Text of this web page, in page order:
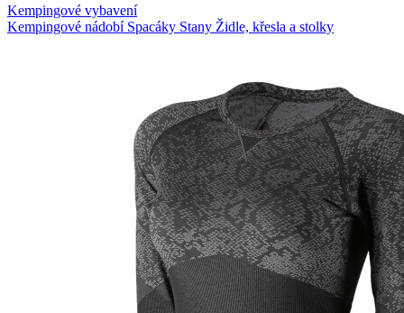
Kempingové vybavení
Kempingové nádobí Spacáky Stany Židle, křesla a stolky